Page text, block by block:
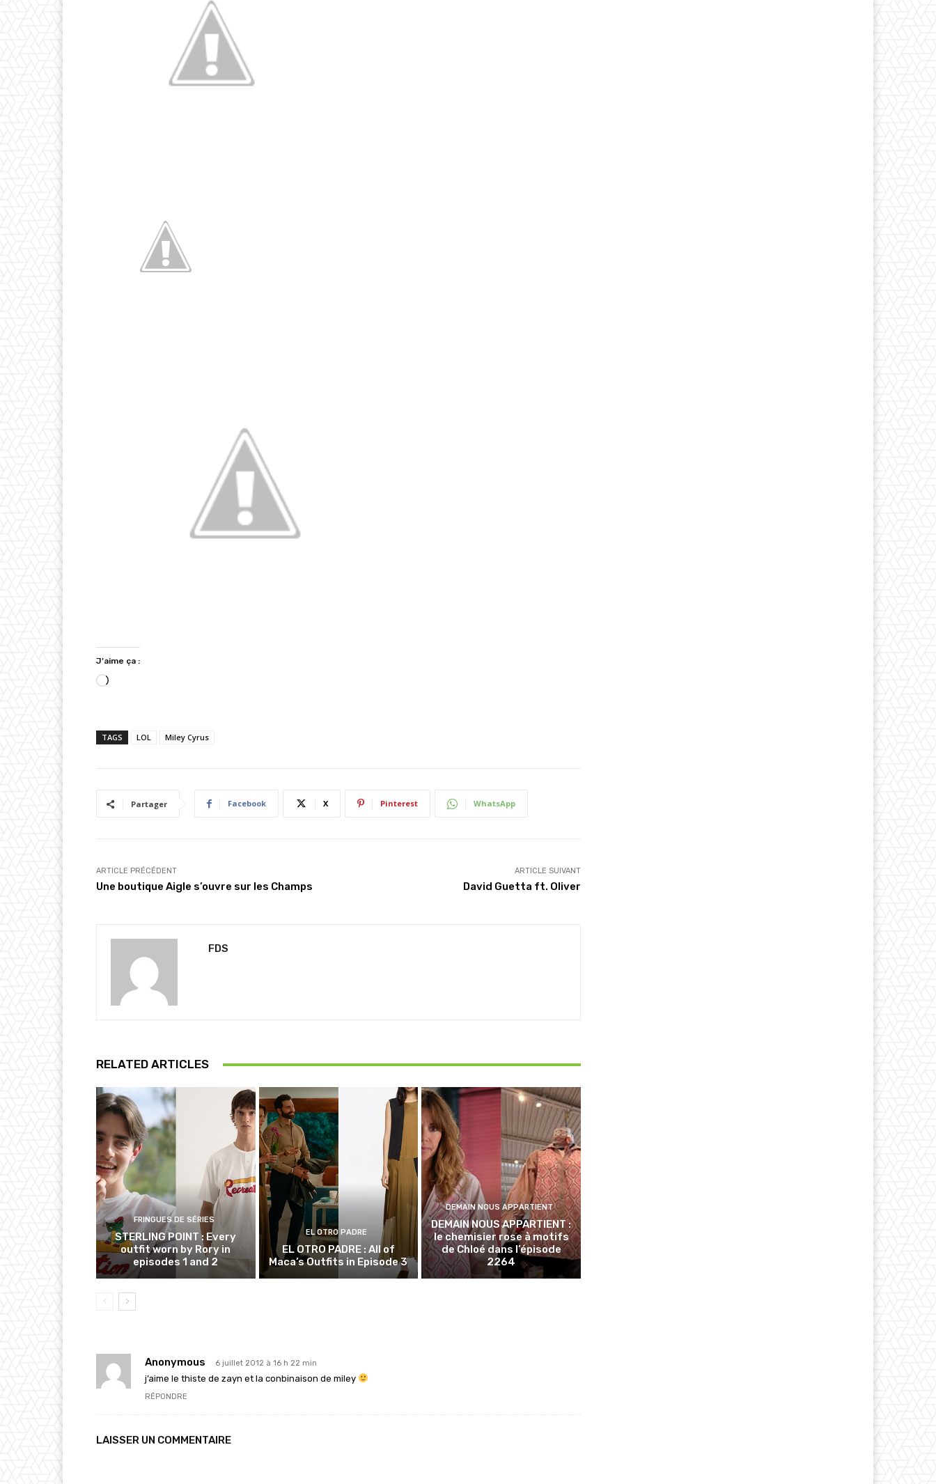
J’aime ça :
C
r
…
TAGS LOL Miley Cyrus
Partager Facebook X Pinterest WhatsApp
ARTICLE PRÉCÉDENT
Une boutique Aigle s’ouvre sur les Champs
ARTICLE SUIVANT
David Guetta ft. Oliver
FDS
RELATED ARTICLES
FRINGUES DE SÉRIES
STERLING POINT : Every
outfit worn by Rory in
episodes 1 and 2
EL OTRO PADRE
EL OTRO PADRE : All of
Maca’s Outfits in Episode 3
DEMAIN NOUS APPARTIENT
DEMAIN NOUS APPARTIENT :
le chemisier rose à motifs
de Chloé dans l’épisode
2264
Anonymous 6 juillet 2012 à 16 h 22 min
j’aime le thiste de zayn et la conbinaison de miley
RÉPONDRE
LAISSER UN COMMENTAIRE